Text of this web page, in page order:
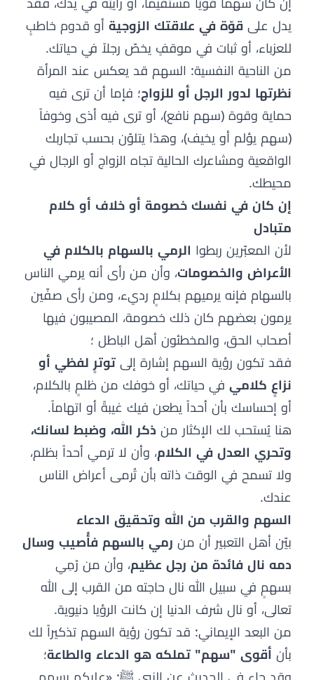
يدل على قوّة في علاقتك الزوجيةأو قدوم خاطبٍ
للعزباء، أو ثبات في موقفٍ يخصّ رجلاً في حياتك.
من الناحية النفسية: السهم قد يعكس عند المرأة
نظرتها لدور الرجل أو للزواج؛ فإما أن ترى فيه
حماية وقوة (سهم نافع)، أو ترى فيه أذى وخوفاً
(سهم يؤلم أو يخيف)، وهذا يتلوّن بحسب تجاربك
الواقعية ومشاعرك الحالية تجاه الزواج أو الرجال في
محيطك.
إن كان في نفسك خصومة أو خلاف أو كلام
متبادل
لأن المعبّرين ربطوا الرمي بالسهام بالكلام في
الأعراض والخصومات، وأن من رأى أنه يرمي الناس
بالسهام فإنه يرميهم بكلامٍ رديء، ومن رأى صفّين
يرمون بعضهم كان ذلك خصومة، المصيبون فيها
أصحاب الحق، والمخطئون أهل الباطل ؛
فقد تكون رؤية السهم إشارة إلىتوترٍ لفظي أو
نزاعٍ كلامي في حياتك، أو خوفك من ظلمٍ بالكلام،
أو إحساسك بأن أحداً يطعن فيك غيبةً أو اتهاماً.
هنا يُستحب لك الإكثار من ذكر الله، وضبط لسانك،
وتحري العدل في الكلام، وأن لا ترمي أحداً بظلم،
ولا تسمح في الوقت ذاته بأن تُرمى أعراض الناس
عندك.
السهم والقرب من الله وتحقيق الدعاء
بيّن أهل التعبير أن من رمي بالسهم فأُصيب وسال
دمه نال فائدة من رجل عظيم، وأن من رُمِي
بسهمٍ في سبيل الله نال حاجته من القرب إلى الله
تعالى، أو نال شرف الدنيا إن كانت الرؤيا دنيوية.
من البعد الإيماني: قد تكون رؤية السهم تذكيراً لك
بأن أقوى "سهم" تملكه هو الدعاء والطاعة؛